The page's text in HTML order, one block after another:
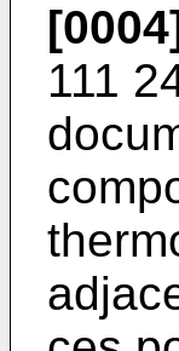
111